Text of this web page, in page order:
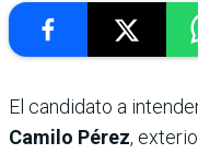
El candidato a
Camilo Pérez,